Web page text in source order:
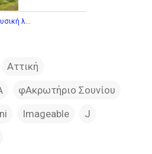
λ...
Αττική
φΑκρωτήριο Σουνίου
Imageable
J